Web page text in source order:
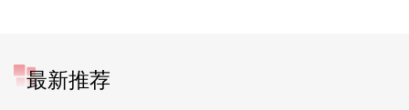
最新推荐